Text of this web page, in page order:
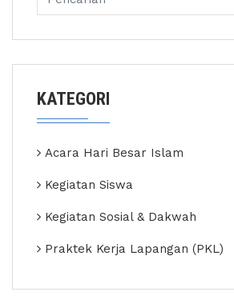
KATEGORI
Acara Hari Besar Islam
Kegiatan Siswa
Kegiatan Sosial & Dakwah
Praktek Kerja Lapangan (PKL)